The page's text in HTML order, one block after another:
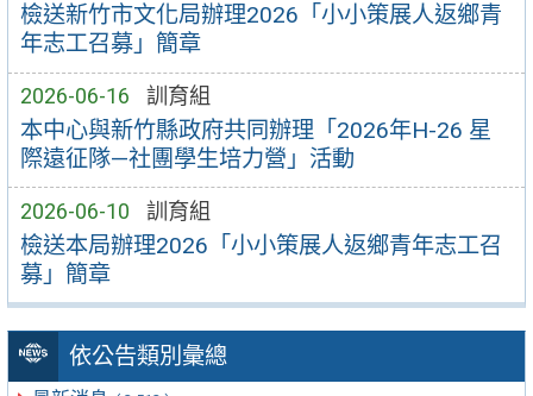
檢送新竹市文化局辦理2026「小小策展人返鄉青
年志工召募」簡章
2026-06-16 訓育組
本中心與新竹縣政府共同辦理「2026年H-26 星
際遠征隊—社團學生培力營」活動
2026-06-10 訓育組
檢送本局辦理2026「小小策展人返鄉青年志工召
募」簡章
依公告類別彙總